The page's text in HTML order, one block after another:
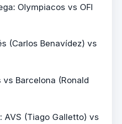
Olympiacos vs OFI
(Carlos Benavídez) vs
vs Barcelona (Ronald
AVS (Tiago Galletto) vs